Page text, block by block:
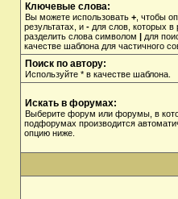
Ключевые слова:
Вы можете использовать + , чтобы
результатах, и - для слов, которых
разделить слова символом | для
качестве шаблона для частичного
Поиск по автору:
Используйте * в качестве шаблона.
Искать в форумах:
Выберите форум или форумы, в
подфорумах производится
опцию ниже.